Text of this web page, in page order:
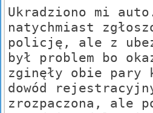
Ukradziono mi
natychmiast
policję, ale z
był problem bo
zginęły obie pary
dowód
zrozpaczona, ale